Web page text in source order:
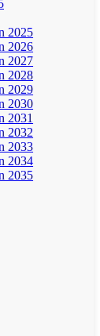
2025
2026
2027
2028
2029
2030
2031
2032
2033
2034
2035